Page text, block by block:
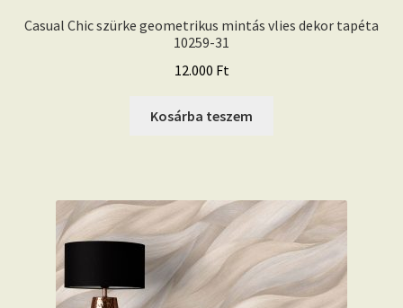
Casual Chic szürke geometrikus mintás vlies dekor tapéta
10259-31
12.000 Ft
Kosárba teszem